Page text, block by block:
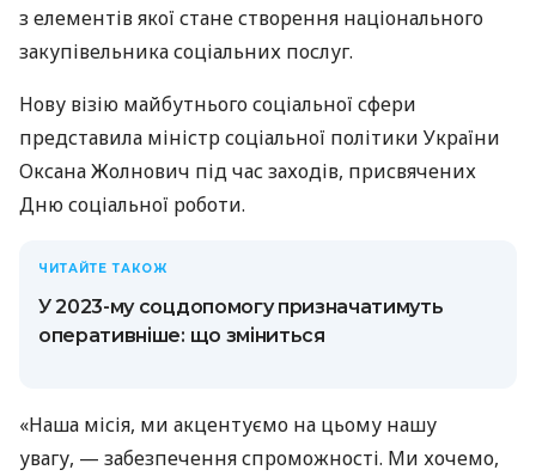
з елементів якої стане створення національного
закупівельника соціальних послуг.
Нову візію майбутнього соціальної сфери
представила міністр соціальної політики України
Оксана Жолнович під час заходів, присвячених
Дню соціальної роботи.
ЧИТАЙТЕ ТАКОЖ
У 2023-му соцдопомогу призначатимуть
оперативніше: що зміниться
«Наша місія, ми акцентуємо на цьому нашу
увагу, — забезпечення спроможності. Ми хочемо,